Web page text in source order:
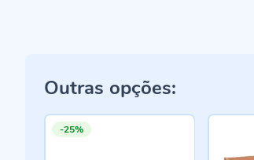
Outras opções:
-25%